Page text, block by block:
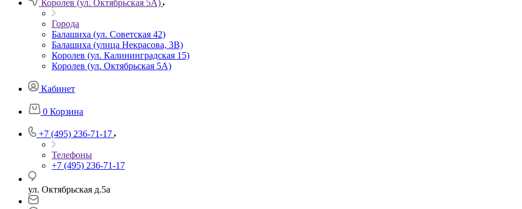
Королев (ул. Октябрьская 5А)
Города
Балашиха (ул. Советская 42)
Балашиха (улица Некрасова, 3В)
Королев (ул. Калининградская 15)
Королев (ул. Октябрьская 5А)
Кабинет
0 Корзина
+7 (495) 236-71-17
Телефоны
+7 (495) 236-71-17
ул. Октябрьская д.5а